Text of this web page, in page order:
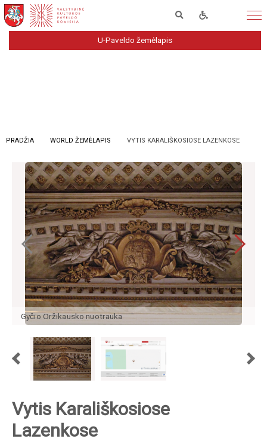
U-Paveldo žemėlapis
PRADŽIA WORLD ŽEMĖLAPIS VYTIS KARALIŠKOSIOSE LAZENKOSE
Gyčio Oržikausko nuotrauka
Vytis Karališkosiose
Lazenkose